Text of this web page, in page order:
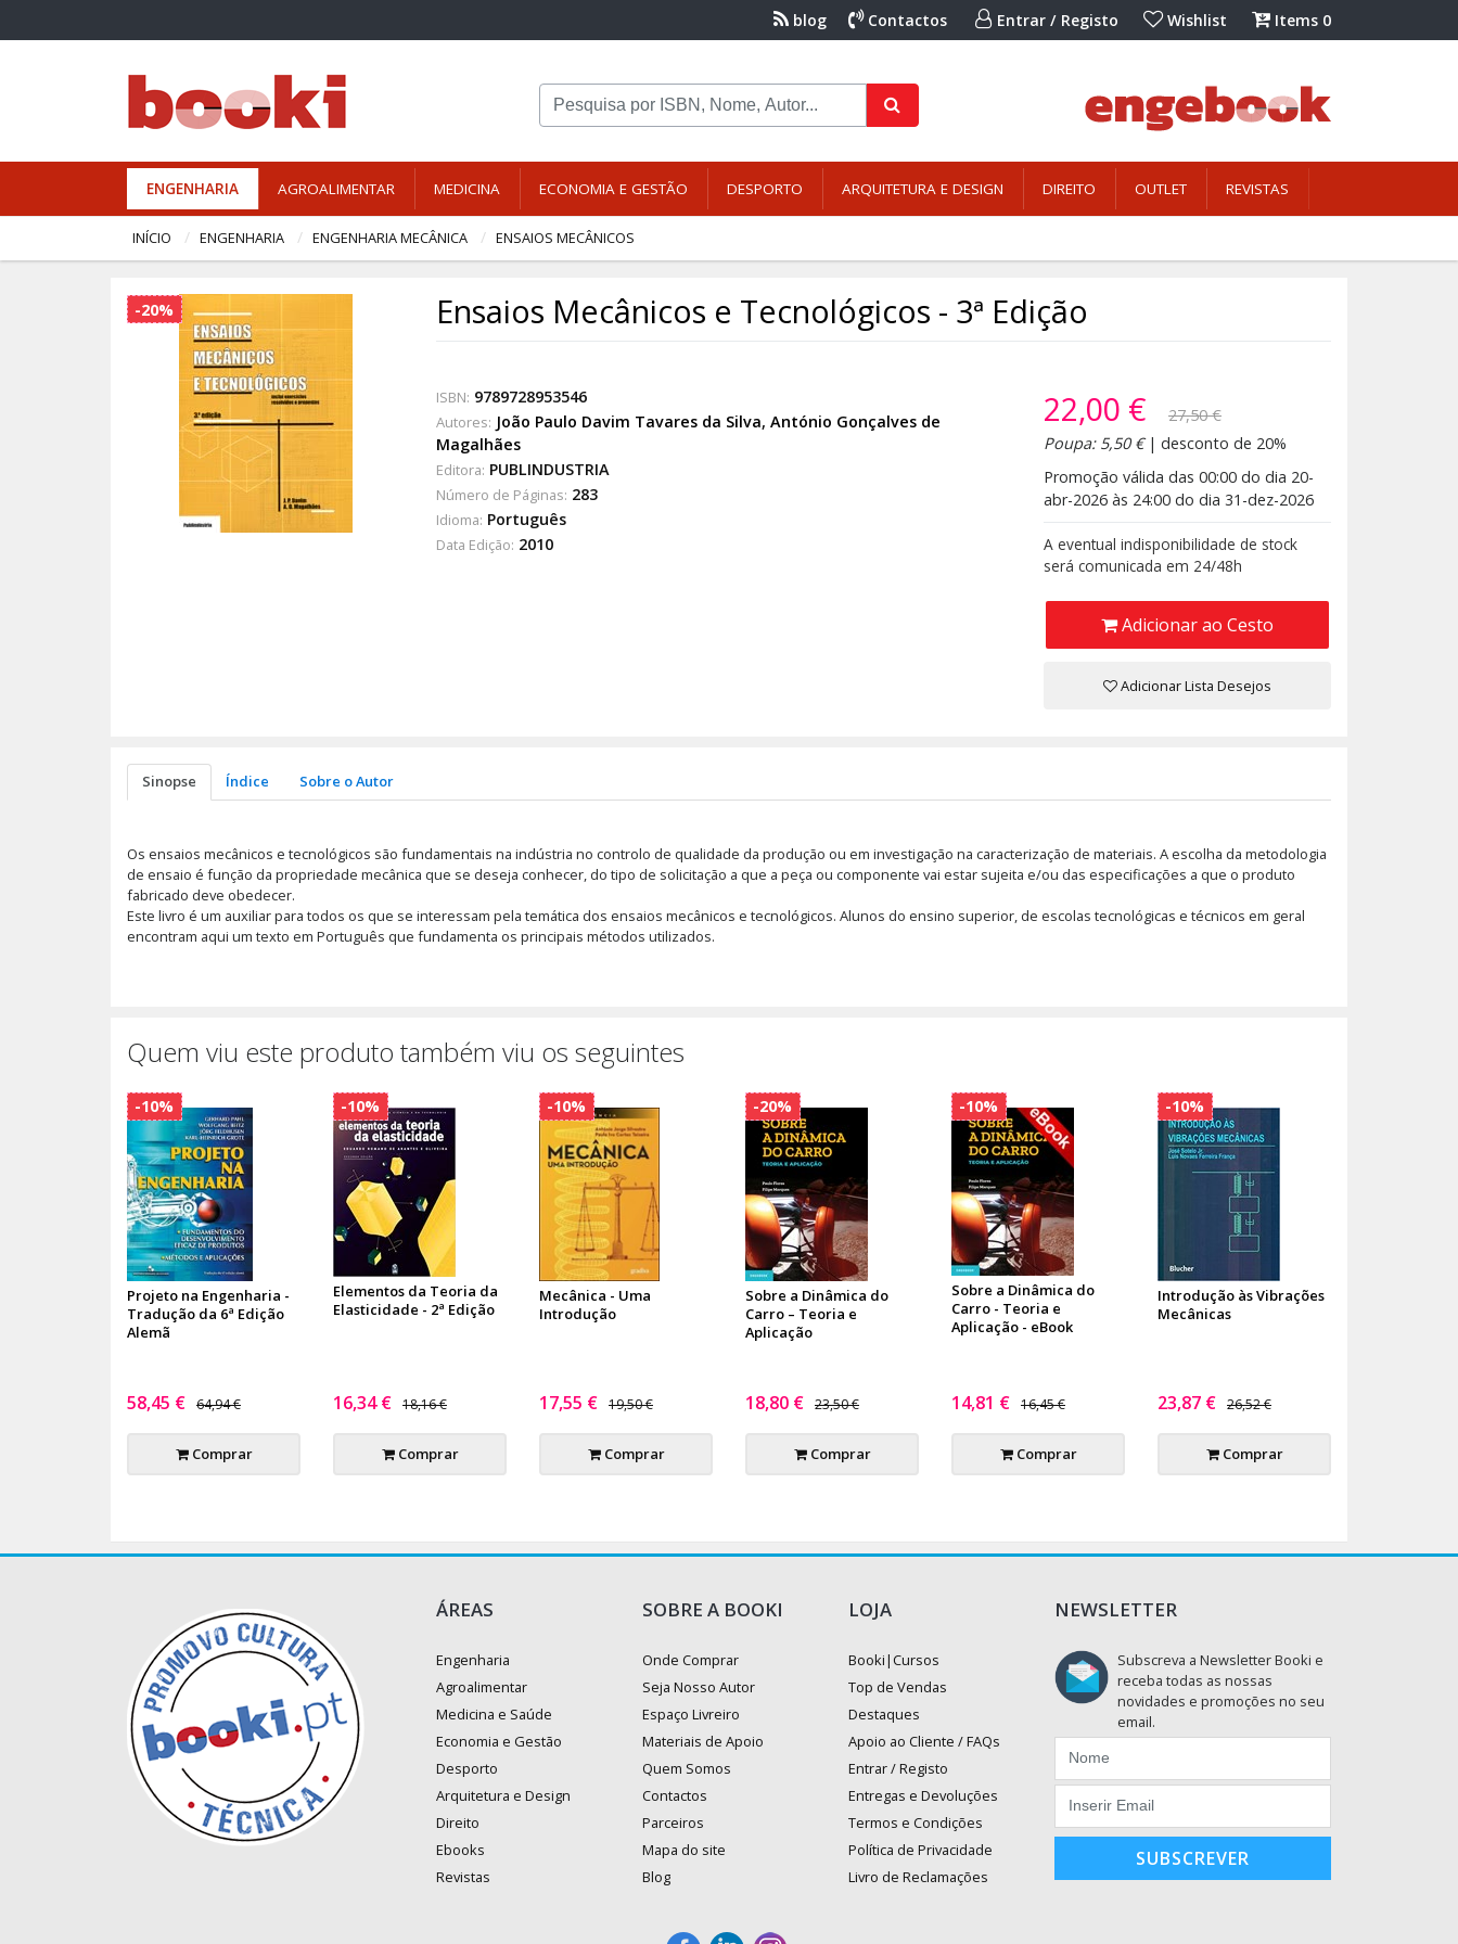
blog Contactos Entrar / Registo Wishlist Items 0
ENGENHARIA AGROALIMENTAR MEDICINA ECONOMIA E GESTÃO DESPORTO ARQUITETURA E DESIGN DIREITO OUTLET REVISTAS
INÍCIO ENGENHARIA ENGENHARIA MECÂNICA ENSAIOS MECÂNICOS
-20% Ensaios Mecânicos e Tecnológicos - 3ª Edição
ISBN: 9789728953546
Autores: João Paulo Davim Tavares da Silva, António Gonçalves de
Magalhães
Editora: PUBLINDUSTRIA
Número de Páginas: 283
Idioma: Português
Data Edição: 2010
22,00 €
27,50 €
Poupa: 5,50 €| desconto de 20%
Promoção válida das 00:00 do dia 20-
abr-2026 às 24:00 do dia 31-dez-2026
A eventual indisponibilidade de stock
será comunicada em 24/48h
Adicionar ao Cesto
Adicionar Lista Desejos
Sinopse Índice Sobre o Autor
Os ensaios mecânicos e tecnológicos são fundamentais na indústria no controlo de qualidade da produção ou em investigação na caracterização de materiais. A escolha da metodologia
de ensaio é função da propriedade mecânica que se deseja conhecer, do tipo de solicitação a que a peça ou componente vai estar sujeita e/ou das especificações a que o produto
fabricado deve obedecer.
Este livro é um auxiliar para todos os que se interessam pela temática dos ensaios mecânicos e tecnológicos. Alunos do ensino superior, de escolas tecnológicas e técnicos em geral
encontram aqui um texto em Português que fundamenta os principais métodos utilizados.
Quem viu este produto também viu os seguintes
Projeto na Engenharia -
Tradução da 6ª Edição
Alemã
58,45 € 64,94 €
Comprar
-10%
Elementos da Teoria da
Elasticidade - 2ª Edição
16,34 € 18,16 €
Comprar
-10%
Mecânica - Uma
Introdução
17,55 € 19,50 €
Comprar
-10%
Sobre a Dinâmica do
Carro – Teoria e
Aplicação
18,80 € 23,50 €
Comprar
-20%
Sobre a Dinâmica do
Carro - Teoria e
Aplicação - eBook
14,81 € 16,45 €
Comprar
-10%
Introdução às Vibrações
Mecânicas
23,87 € 26,52 €
Comprar
-10%
ÁREAS
Engenharia
Agroalimentar
Medicina e Saúde
Economia e Gestão
Desporto
Arquitetura e Design
Direito
Ebooks
Revistas
SOBRE A BOOKI
Onde Comprar
Seja Nosso Autor
Espaço Livreiro
Materiais de Apoio
Quem Somos
Contactos
Parceiros
Mapa do site
Blog
LOJA
Booki|Cursos
Top de Vendas
Destaques
Apoio ao Cliente / FAQs
Entrar / Registo
Entregas e Devoluções
Termos e Condições
Política de Privacidade
Livro de Reclamações
NEWSLETTER
Subscreva a Newsletter Booki e
receba todas as nossas
novidades e promoções no seu
email.
SUBSCREVER